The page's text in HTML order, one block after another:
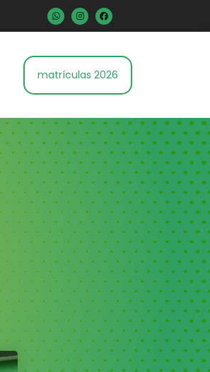
matrículas 2026